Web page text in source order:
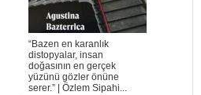
“Bazen en karanlık
distopyalar, insan
doğasının en gerçek
yüzünü gözler önüne
serer.” | Özlem Sipahi...